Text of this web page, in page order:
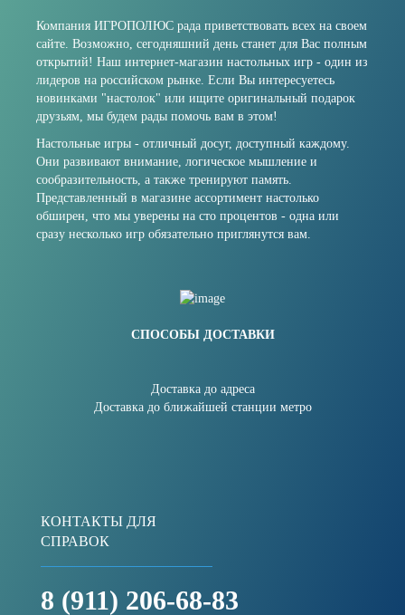
Компания ИГРОПОЛЮС рада приветствовать всех на своем
сайте. Возможно, сегодняшний день станет для Вас полным
открытий! Наш интернет-магазин настольных игр - один из
лидеров на российском рынке. Если Вы интересуетесь
новинками "настолок" или ищите оригинальный подарок
друзьям, мы будем рады помочь вам в этом!
Настольные игры - отличный досуг, доступный каждому.
Они развивают внимание, логическое мышление и
сообразительность, а также тренируют память.
Представленный в магазине ассортимент настолько
обширен, что мы уверены на сто процентов - одна или
сразу несколько игр обязательно приглянутся вам.
СПОСОБЫ ДОСТАВКИ
Доставка до адреса
Доставка до ближайшей станции метро
КОНТАКТЫ ДЛЯ
СПРАВОК
8 (911) 206-68-83